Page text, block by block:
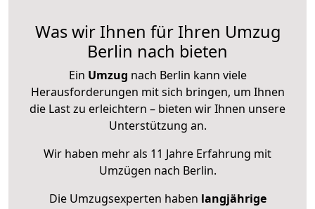
Was wir Ihnen für Ihren Umzug
Berlin nach bieten
Ein Umzug nach Berlin kann viele
Herausforderungen mit sich bringen, um Ihnen
die Last zu erleichtern – bieten wir Ihnen unsere
Unterstützung an.
Wir haben mehr als 11 Jahre Erfahrung mit
Umzügen nach Berlin.
Die Umzugsexperten haben langjährige